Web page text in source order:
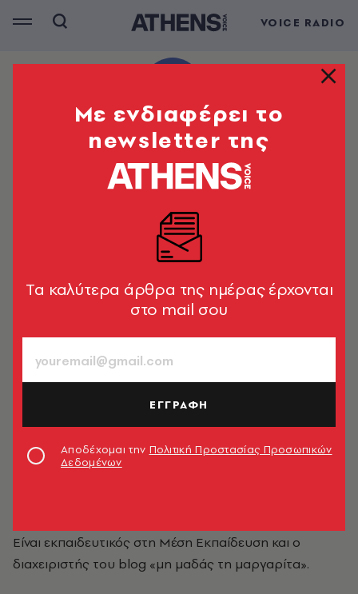
VOICE RADIO
Είναι εκπαιδευτικός στη Μέση Εκπαίδευση και ο
διαχειριστής του blog «μη μαδάς τη μαργαρίτα».
Mε ενδιαφέρει το
newsletter της
Tα καλύτερα άρθρα της ημέρας έρχονται
στο mail σου
ΕΓΓΡΑΦΗ
Αποδέχομαι την Πολιτική Προστασίας Προσωπικών
Δεδομένων